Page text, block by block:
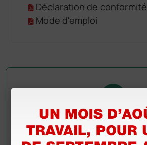
Déclaration de conformité
Mode d'emploi